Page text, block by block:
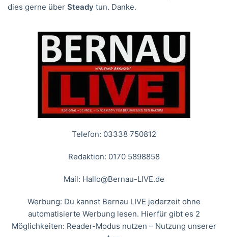
dies gerne über Steady tun. Danke.
Telefon: 03338 750812
Redaktion: 0170 5898858
Mail: Hallo@Bernau-LIVE.de
Werbung: Du kannst Bernau LIVE jederzeit ohne
automatisierte Werbung lesen. Hierfür gibt es 2
Möglichkeiten: Reader-Modus nutzen – Nutzung unserer